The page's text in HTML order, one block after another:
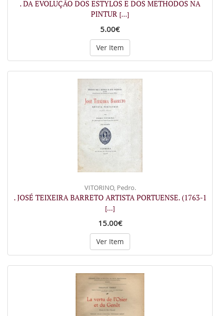
. DA EVOLUÇÃO DOS ESTYLOS E DOS METHODOS NA
PINTUR [...]
5.00€
Ver Item
VITORINO, Pedro.
. JOSÉ TEIXEIRA BARRETO ARTISTA PORTUENSE. (1763-1
[...]
15.00€
Ver Item